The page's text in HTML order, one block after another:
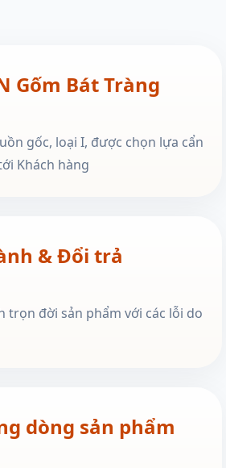
Gốm Bát Tràng
gốc, loại I, được chọn lựa cẩn
Khách hàng
& Đổi trả
trọn đời sản phẩm với các lỗi do
dòng sản phẩm